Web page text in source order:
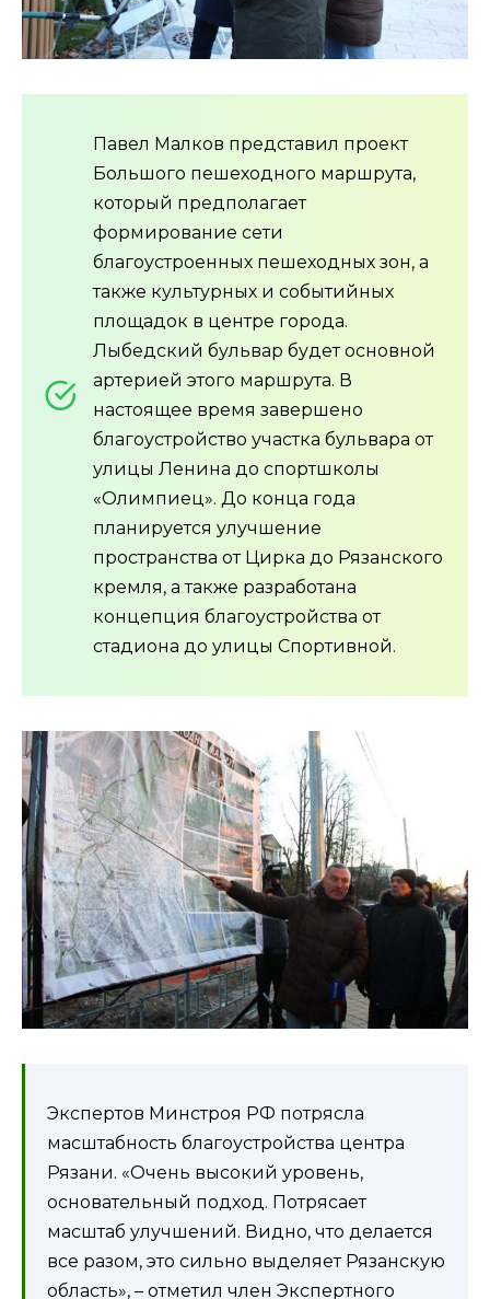
Павел Малков представил проект
Большого пешеходного маршрута,
который предполагает
формирование сети
благоустроенных пешеходных зон, а
также культурных и событийных
площадок в центре города.
Лыбедский бульвар будет основной
артерией этого маршрута. В
настоящее время завершено
благоустройство участка бульвара от
улицы Ленина до спортшколы
«Олимпиец». До конца года
планируется улучшение
пространства от Цирка до Рязанского
кремля, а также разработана
концепция благоустройства от
стадиона до улицы Спортивной.
Экспертов Минстроя РФ потрясла
масштабность благоустройства центра
Рязани. «Очень высокий уровень,
основательный подход. Потрясает
масштаб улучшений. Видно, что делается
все разом, это сильно выделяет Рязанскую
область», – отметил член Экспертного